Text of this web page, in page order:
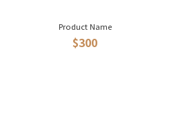
Product Name
$300